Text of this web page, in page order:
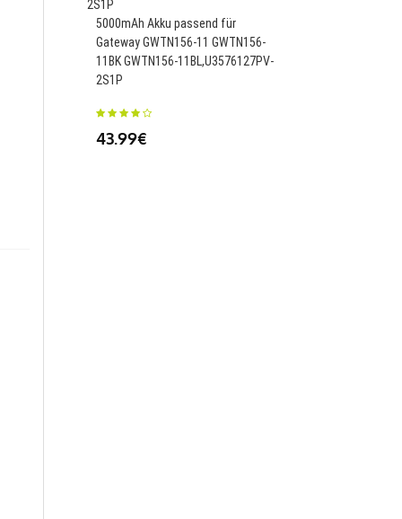
5000mAh Akku passend für
Gateway GWTN156-11 GWTN156-
11BK GWTN156-11BL,U3576127PV-
2S1P
43.99€